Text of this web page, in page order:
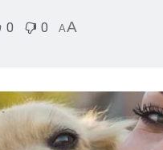
0 0 AA